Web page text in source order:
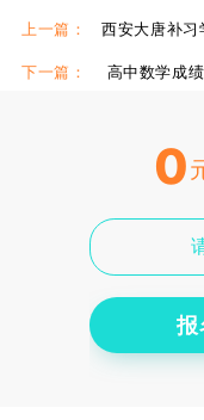
学大教育物理小班
上一篇：
下一篇： 高中数学成
0
报